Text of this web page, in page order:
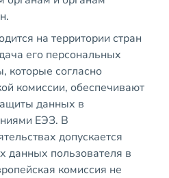
на территории стран
его персональных
которые согласно
комиссии, обеспечивают
данных в
ЕЭЗ. В
допускается
данных пользователя в
комиссия не